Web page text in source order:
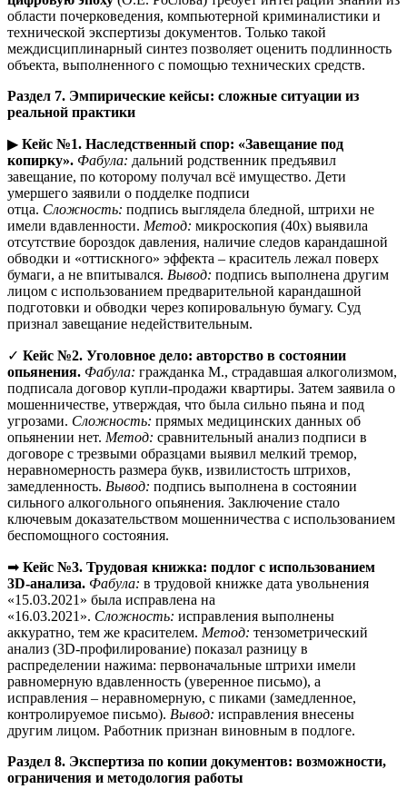
области почерковедения, компьютерной криминалистики и
технической экспертизы документов. Только такой
междисциплинарный синтез позволяет оценить подлинность
объекта, выполненного с помощью технических средств.
Раздел 7. Эмпирические кейсы: сложные ситуации из
реальной практики
▶ Кейс №1. Наследственный спор: «Завещание под
копирку». Фабула: дальний родственник предъявил
завещание, по которому получал всё имущество. Дети
умершего заявили о подделке подписи
отца. Сложность: подпись выглядела бледной, штрихи не
имели вдавленности. Метод: микроскопия (40х) выявила
отсутствие бороздок давления, наличие следов карандашной
обводки и «оттискного» эффекта – краситель лежал поверх
бумаги, а не впитывался. Вывод: подпись выполнена другим
лицом с использованием предварительной карандашной
подготовки и обводки через копировальную бумагу. Суд
признал завещание недействительным.
✓ Кейс №2. Уголовное дело: авторство в состоянии
опьянения. Фабула: гражданка М., страдавшая алкоголизмом,
подписала договор купли-продажи квартиры. Затем заявила о
мошенничестве, утверждая, что была сильно пьяна и под
угрозами. Сложность: прямых медицинских данных об
опьянении нет. Метод: сравнительный анализ подписи в
договоре с трезвыми образцами выявил мелкий тремор,
неравномерность размера букв, извилистость штрихов,
замедленность. Вывод: подпись выполнена в состоянии
сильного алкогольного опьянения. Заключение стало
ключевым доказательством мошенничества с использованием
беспомощного состояния.
➡ Кейс №3. Трудовая книжка: подлог с использованием
3D-анализа. Фабула: в трудовой книжке дата увольнения
«15.03.2021» была исправлена на
«16.03.2021». Сложность: исправления выполнены
аккуратно, тем же красителем. Метод: тензометрический
анализ (3D-профилирование) показал разницу в
распределении нажима: первоначальные штрихи имели
равномерную вдавленность (уверенное письмо), а
исправления – неравномерную, с пиками (замедленное,
контролируемое письмо). Вывод: исправления внесены
другим лицом. Работник признан виновным в подлоге.
Раздел 8. Экспертиза по копии документов: возможности,
ограничения и методология работы